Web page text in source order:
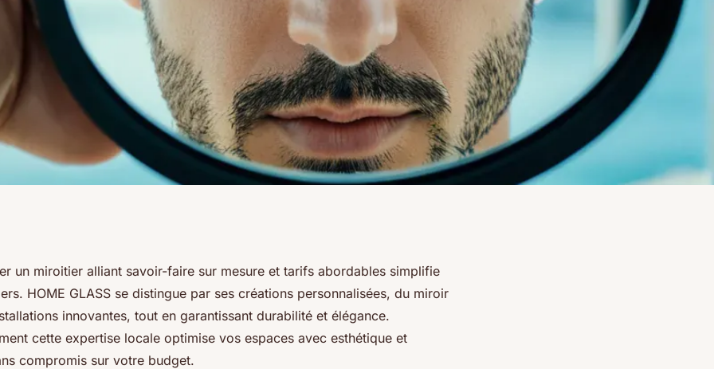
expert en
un miroitier alliant savoir-faire sur mesure et tarifs abordables simplifie
HOME GLASS se distingue par ses créations personnalisées, du miroir
innovantes, tout en garantissant durabilité et élégance.
cette expertise locale optimise vos espaces avec esthétique et
compromis sur votre budget.